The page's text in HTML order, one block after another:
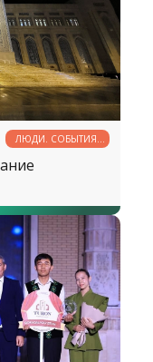
ЛЮДИ. СОБЫТИЯ.
ФАКТЫ